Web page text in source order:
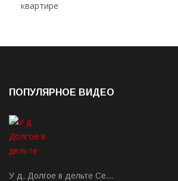
ПОПУЛЯРНОЕ ВИДЕО
У д. Долгое в дельте Се…